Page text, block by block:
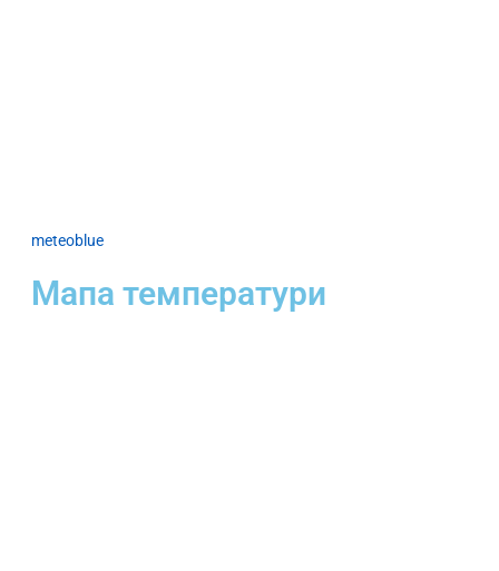
meteoblue
Мапа температури